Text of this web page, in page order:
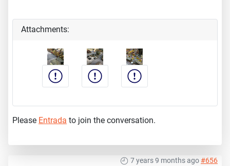
Attachments:
Please Entrada to join the conversation.
7 years 9 months ago#656